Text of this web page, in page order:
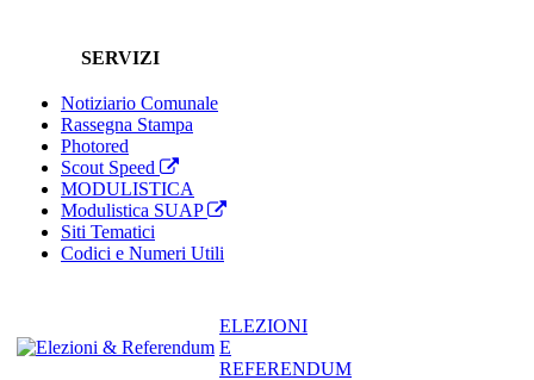
SERVIZI
Notiziario Comunale
Rassegna Stampa
Photored
Scout Speed
MODULISTICA
Modulistica SUAP
Siti Tematici
Codici e Numeri Utili
ELEZIONI
E
REFERENDUM